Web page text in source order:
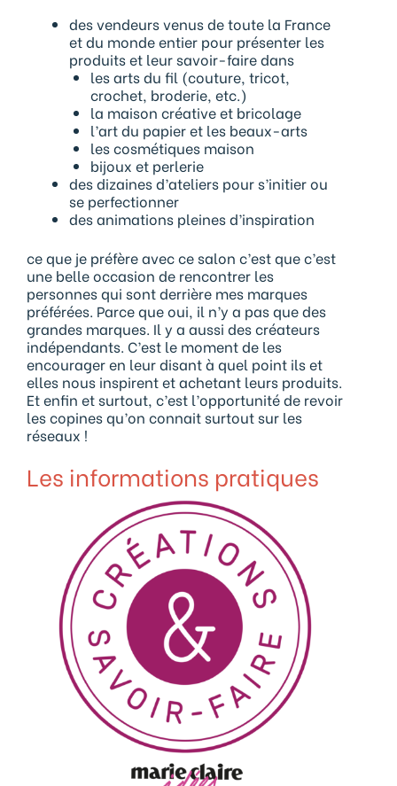
des vendeurs venus de toute la France
et du monde entier pour présenter les
produits et leur savoir-faire dans
les arts du fil (couture, tricot,
crochet, broderie, etc.)
la maison créative et bricolage
l’art du papier et les beaux-arts
les cosmétiques maison
bijoux et perlerie
des dizaines d’ateliers pour s’initier ou
se perfectionner
des animations pleines d’inspiration
ce que je préfère avec ce salon c’est que c’est
une belle occasion de rencontrer les
personnes qui sont derrière mes marques
préférées. Parce que oui, il n’y a pas que des
grandes marques. Il y a aussi des créateurs
indépendants. C’est le moment de les
encourager en leur disant à quel point ils et
elles nous inspirent et achetant leurs produits.
Et enfin et surtout, c’est l’opportunité de revoir
les copines qu’on connait surtout sur les
réseaux !
Les informations pratiques